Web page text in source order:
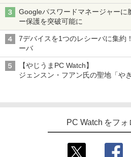
Googleパスワードマネージャーに
ー保護を突破可能に
7デバイスを1つのレシーバに集約
ーバ
【やじうまPC Watch】
ジェンスン・フアン氏の聖地「や
～コース名を変更したのは
PC Watch をフォ